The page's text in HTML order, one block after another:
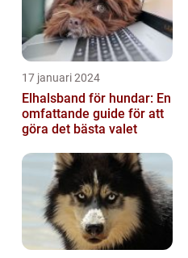
17 januari 2024
Elhalsband för hundar: En
omfattande guide för att
göra det bästa valet